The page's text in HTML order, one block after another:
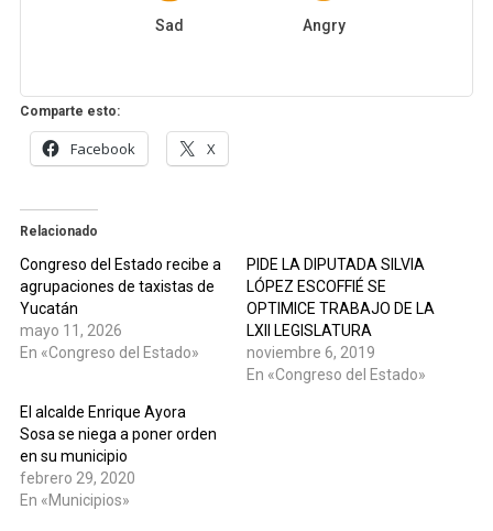
Sad Angry
Comparte esto:
Facebook X
Relacionado
Congreso del Estado recibe a
agrupaciones de taxistas de
Yucatán
mayo 11, 2026
En «Congreso del Estado»
PIDE LA DIPUTADA SILVIA
LÓPEZ ESCOFFIÉ SE
OPTIMICE TRABAJO DE LA
LXII LEGISLATURA
noviembre 6, 2019
En «Congreso del Estado»
El alcalde Enrique Ayora
Sosa se niega a poner orden
en su municipio
febrero 29, 2020
En «Municipios»